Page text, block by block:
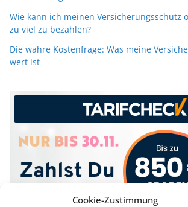
Cookie-Zustimmung
Wie kann ich meinen Versicherungsschutz
zu viel zu bezahlen?
Die wahre Kostenfrage: Was meine
wert ist